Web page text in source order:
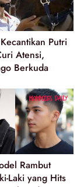
Putri
Atensi,
Berkuda
Rambut
Laki yang Hits